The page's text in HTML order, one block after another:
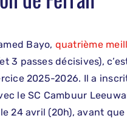
Bayo, quatrième
3 passes décisives),
2025-2026. Il a
le SC Cambuur
24 avril (20h), avant que